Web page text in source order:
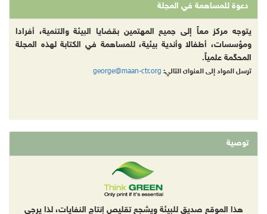
دعوة للمساهمة في المجلة
يتوجه مركز معاً إلى جميع المهتمين بقضايا البيئة والتنمية، أفرادا
ومؤسسات، أطفالا وأندية بيئية، للمساهمة في الكتابة لهذه المجلة
المحكّمة علمياً.
ترسل المواد إلى العنوان التالي: george@maan-ctr.org
توصية
هذا الموقع صديق للبيئة ويشجع تقليص إنتاج النفايات، لذا يرجى